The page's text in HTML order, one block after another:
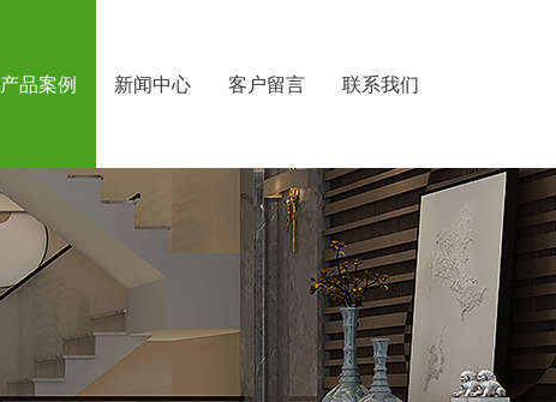
产品案例 新闻中心 客户留言 联系我们